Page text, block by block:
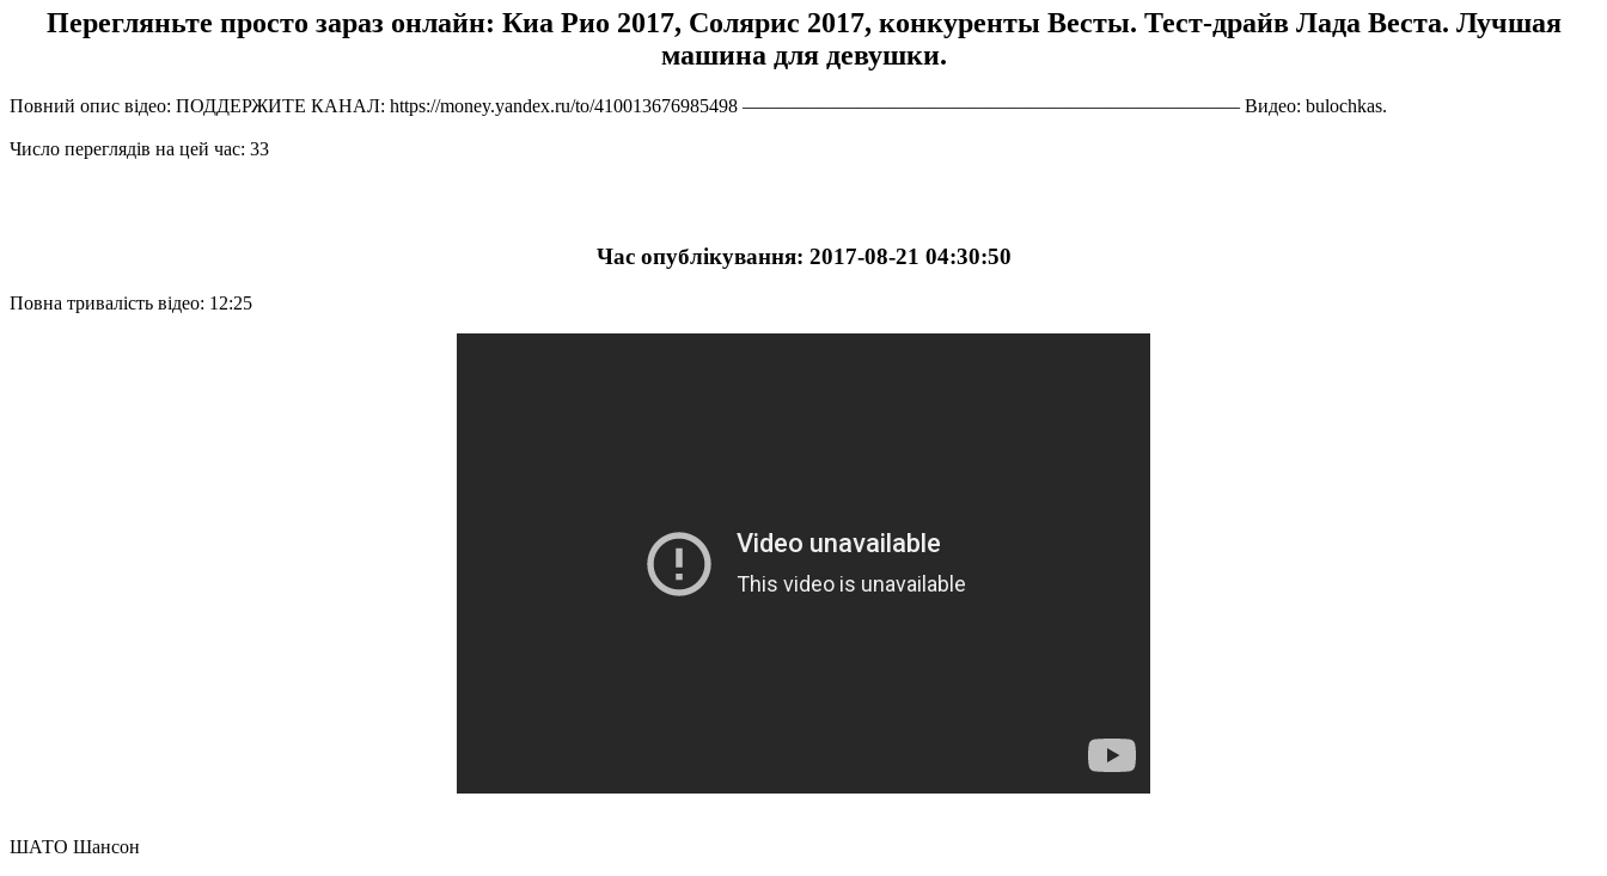
Перегляньте просто зараз онлайн: Киа Рио 2017, Солярис 2017, конкуренты Весты. Тест-драйв Лада Веста. Лучшая
машина для девушки.
Повний опис відео: ПОДДЕРЖИТЕ КАНАЛ: https://money.yandex.ru/to/410013676985498 —————————————————————————— Видео: bulochkas.
Число переглядів на цей час: 33
Час опублікування: 2017-08-21 04:30:50
Повна тривалість відео: 12:25
ШАТО Шансон